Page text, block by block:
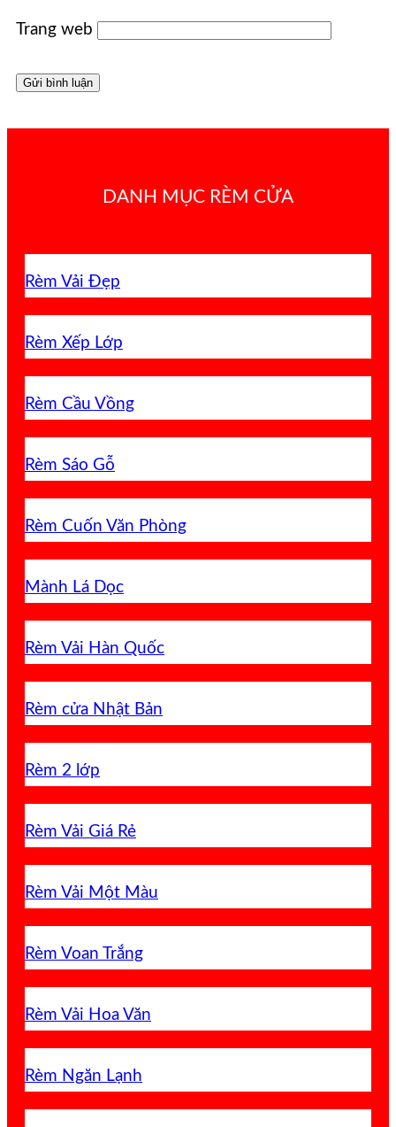
Trang web
DANH MỤC RÈM CỬA
Rèm Vải Đẹp
Rèm Xếp Lớp
Rèm Cầu Vồng
Rèm Sáo Gỗ
Rèm Cuốn Văn Phòng
Mành Lá Dọc
Rèm Vải Hàn Quốc
Rèm cửa Nhật Bản
Rèm 2 lớp
Rèm Vải Giá Rẻ
Rèm Vải Một Màu
Rèm Voan Trắng
Rèm Vải Hoa Văn
Rèm Ngăn Lạnh